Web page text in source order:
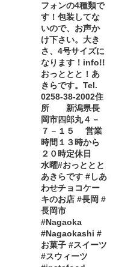
フォンの4種類で
す！包装してな
いので、お声か
け下さい。大き
さ、4号サイズに
なります！info!!
おっととと！あ
きらです。Tel.
0258-38-2002住
所 新潟県長
岡市四郎丸４－
７－１５ 営業
時間１３時から
２０時定休日
水曜#おっととと
あきらです #しあ
わせチョコケー
キのお店 #長岡 #
長岡市
#Nagaoka
#Nagaokashi #
お菓子 #スイーツ
#スウィーツ